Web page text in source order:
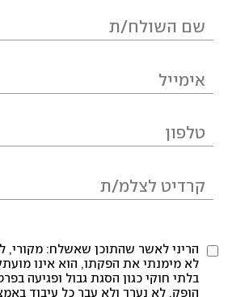
הריני לאשר שהתוכן שאשלח: מקורי,
לא מימנתי את הפקתו, הוא אינו
בלתי חוקי כגון הסגת גבול ופגיעה
הופק, לא נערך ולא עבר כל עיבוד